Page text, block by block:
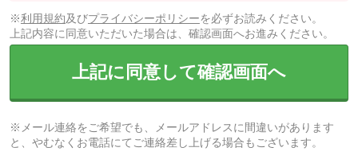
※利用規約及びプライバシーポリシーを必ずお読みください。
上記内容に同意いただいた場合は、確認画面へお進みください。
上記に同意して確認画面へ
※メール連絡をご希望でも、メールアドレスに間違いがあります
と、やむなくお電話にてご連絡差し上げる場合もございます。